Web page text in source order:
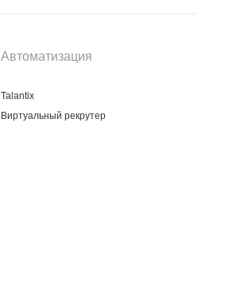
Автоматизация
Talantix
Виртуальный рекрутер